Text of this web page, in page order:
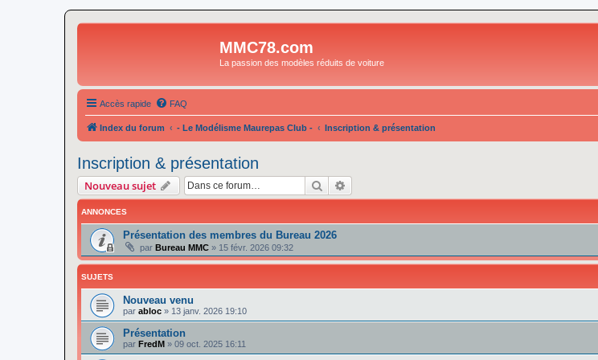
MMC78.com
La passion des modèles réduits de voiture
Accès rapide FAQ
Index du forum - Le Modélisme Maurepas Club - Inscription & présentation
Inscription & présentation
Nouveau sujet Rechercher
ANNONCES
Présentation des membres du Bureau 2026
par Bureau MMC » 15 févr. 2026 09:32
SUJETS
Nouveau venu
par abloc » 13 janv. 2026 19:10
Présentation
par FredM » 09 oct. 2025 16:11